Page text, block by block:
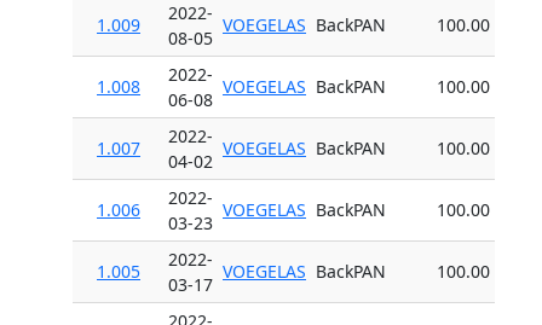
1.009
2022-
08-05
VOEGELAS BackPAN 100.00
1.008
2022-
06-08
VOEGELAS BackPAN 100.00
1.007
2022-
04-02
VOEGELAS BackPAN 100.00
1.006
2022-
03-23
VOEGELAS BackPAN 100.00
1.005
2022-
03-17
VOEGELAS BackPAN 100.00